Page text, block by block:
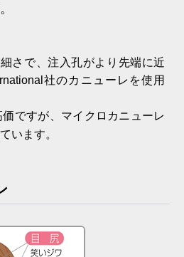
さで、注入孔がより先端に近
社のカニューレを使用
ですが、マイクロカニューレ
います。